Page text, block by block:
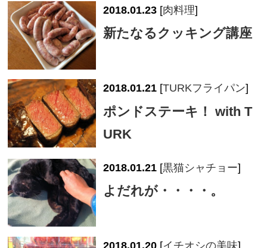
2018.01.23 [肉料理]
新たなるクッキング講座
2018.01.21 [TURKフライパン]
ポンドステーキ！ with T
URK
2018.01.21 [黒猫シャチョー]
よだれが・・・・。